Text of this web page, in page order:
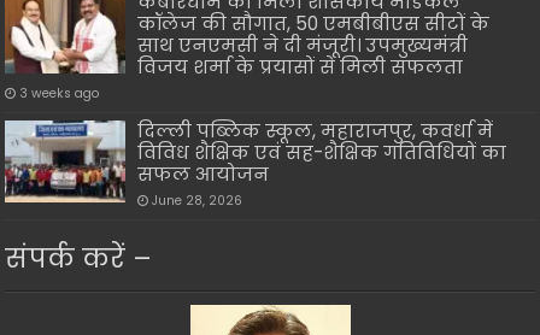
कॉलेज की सौगात, 50 एमबीबीएस सीटों के
साथ एनएमसी ने दी मंजूरी। उपमुख्यमंत्री
विजय शर्मा के प्रयासों से मिली सफलता
3 weeks ago
दिल्ली पब्लिक स्कूल, महाराजपुर, कवर्धा में
विविध शैक्षिक एवं सह-शैक्षिक गतिविधियों का
सफल आयोजन
June 28, 2026
संपर्क करें –